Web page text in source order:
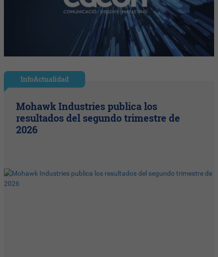
InfoActualidad
Mohawk Industries publica los
resultados del segundo trimestre de
2026